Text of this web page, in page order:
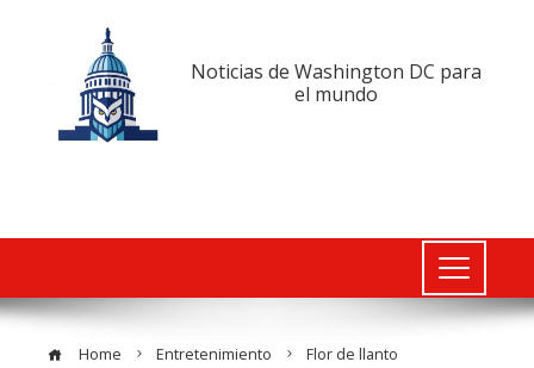
Noticias de Washington DC para
el mundo
Home Entretenimiento Flor de llanto